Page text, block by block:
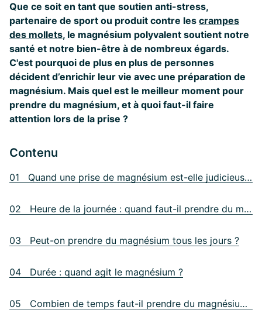
Que ce soit en tant que soutien anti-stress,
partenaire de sport ou produit contre les crampes
des mollets, le magnésium polyvalent soutient notre
santé et notre bien-être à de nombreux égards.
C'est pourquoi de plus en plus de personnes
décident d’enrichir leur vie avec une préparation de
magnésium. Mais quel est le meilleur moment pour
prendre du magnésium, et à quoi faut-il faire
attention lors de la prise ?
Contenu
01 Quand une prise de magnésium est-elle judicieuse ?
02 Heure de la journée : quand faut-il prendre du magnésium ?
03 Peut-on prendre du magnésium tous les jours ?
04 Durée : quand agit le magnésium ?
05 Combien de temps faut-il prendre du magnésium ?